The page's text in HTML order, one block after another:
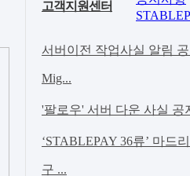
고객지원센터
서버이전 작업사실 알림 공
Mig...
'팔로우' 서버 다운 사실 공
‘STABLEPAY 36류’ 마드
구 ...